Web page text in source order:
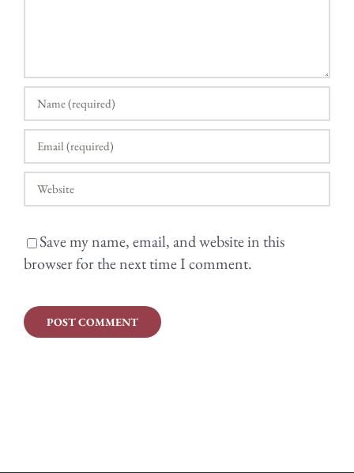
Save my name, email, and website in this
browser for the next time I comment.